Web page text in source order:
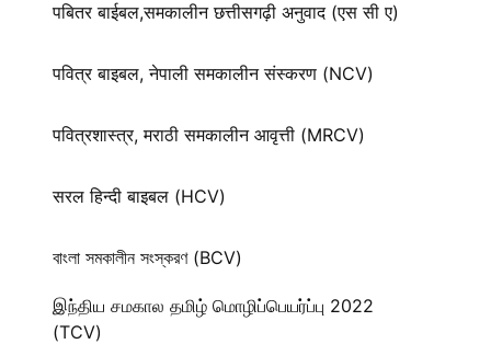
पबितर बाईबल,समकालीन छत्तीसगढ़ी अनुवाद (एस सी ए)
पवित्र बाइबल, नेपाली समकालीन संस्करण (NCV)
पवित्रशास्त्र, मराठी समकालीन आवृत्ती (MRCV)
सरल हिन्दी बाइबल (HCV)
বাংলা সমকালীন সংস্করণ (BCV)
இந்திய சமகால தமிழ் மொழிப்பெயர்ப்பு 2022
(TCV)